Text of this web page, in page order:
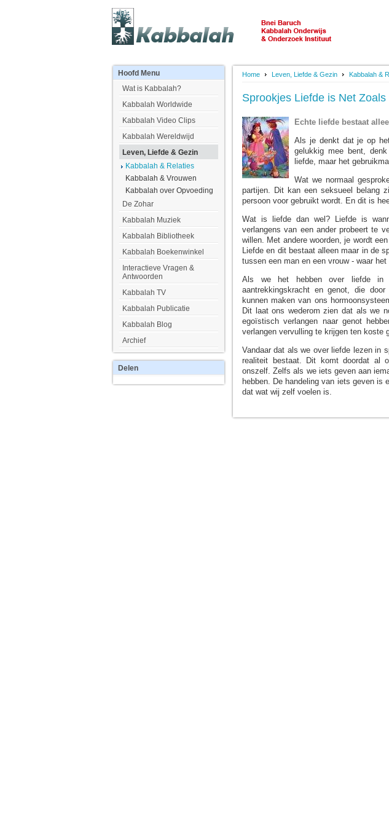
Home Leven, Liefde & Gezin Kabbalah &
Sprookjes Liefde is Net
Echte liefde bestaat
Als je denkt dat je op
gelukkig mee bent,
liefde, maar het
Wat we normaal
partijen. Dit kan een seksueel belang
persoon voor gebruikt wordt. En dit is
Wat is liefde dan wel? Liefde is
verlangens van een ander probeert te
willen. Met andere woorden, je wordt
Liefde en dit bestaat alleen maar in de
tussen een man en een vrouw - waar
Als we het hebben over liefde in
aantrekkingskracht en genot, die
kunnen maken van ons
Dit laat ons wederom zien dat als we
egoïstisch verlangen naar genot
verlangen vervulling te krijgen ten koste
Vandaar dat als we over liefde lezen in
realiteit bestaat. Dit komt doordat al
onszelf. Zelfs als we iets geven aan
hebben. De handeling van iets geven is
dat wat wij zelf voelen is.
Hoofd Menu
Wat is Kabbalah?
Kabbalah Worldwide
Kabbalah Video Clips
Kabbalah Wereldwijd
Leven, Liefde & Gezin
Kabbalah & Relaties
Kabbalah & Vrouwen
Kabbalah over Opvoeding
De Zohar
Kabbalah Muziek
Kabbalah Bibliotheek
Kabbalah Boekenwinkel
Interactieve Vragen &
Antwoorden
Kabbalah TV
Kabbalah Publicatie
Kabbalah Blog
Archief
Delen